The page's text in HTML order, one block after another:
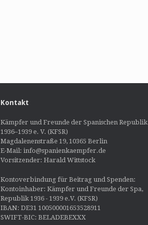
Kontakt
Kämpfer und Freunde der Spanischen Republik
1936–1939 e. V. (KFSR)
Magdalenenstraße 19, 10365 Berlin
E-Mail: info@spanienkaempfer.de
Vorsitzender: Harald Wittstock
Kontoverbindung für Beitrag und Spenden:
Kontoinhaber: Kämpfer und Freunde der Spa,
Republik 1936 - 1939 e.V. (KFSR)
IBAN: DE31 100500001653528911
SWIFT-BIC: BELADEBEXXX